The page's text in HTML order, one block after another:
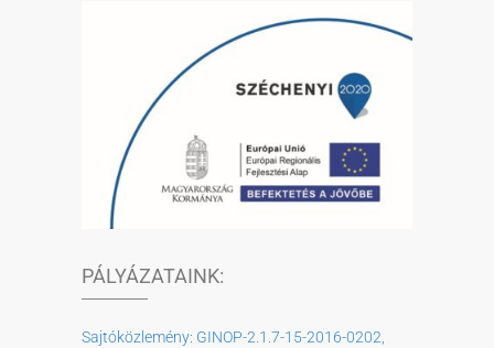
PÁLYÁZATAINK:
Sajtóközlemény: GINOP-2.1.7-15-2016-0202,